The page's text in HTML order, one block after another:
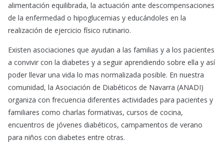
alimentación equilibrada, la actuación ante descompensaciones
de la enfermedad o hipoglucemias y educándoles en la
realización de ejercicio físico rutinario.
Existen asociaciones que ayudan a las familias y a los pacientes
a convivir con la diabetes y a seguir aprendiendo sobre ella y así
poder llevar una vida lo mas normalizada posible. En nuestra
comunidad, la Asociación de Diabéticos de Navarra (ANADI)
organiza con frecuencia diferentes actividades para pacientes y
familiares como charlas formativas, cursos de cocina,
encuentros de jóvenes diabéticos, campamentos de verano
para niños con diabetes entre otras.